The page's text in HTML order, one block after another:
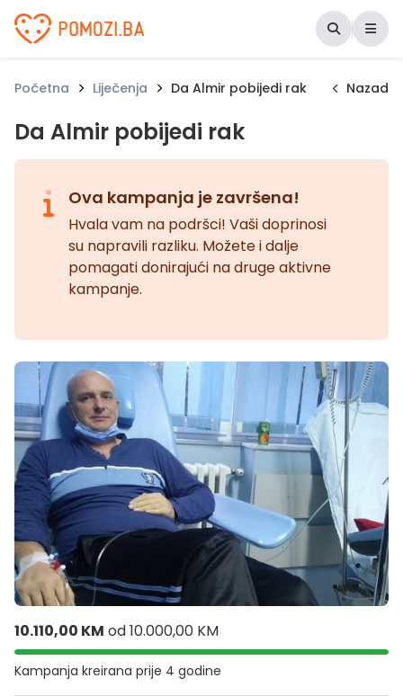
Udruženje Pomozi.ba
Početna Liječenja Da Almir pobijedi rak Nazad
Da Almir pobijedi rak
Ova kampanja je završena!
Hvala vam na podršci! Vaši doprinosi
su napravili razliku. Možete i dalje
pomagati donirajući na druge aktivne
kampanje.
10.110,00 KM od10.000,00 KM
Kampanja kreirana prije 4 godine